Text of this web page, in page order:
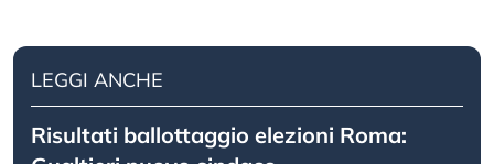
LEGGI ANCHE
Risultati ballottaggio elezioni Roma: